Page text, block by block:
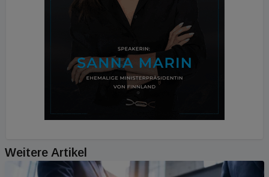
Weitere Artikel